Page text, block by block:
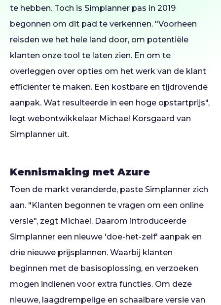
te hebben. Toch is Simplanner pas in 2019
begonnen om dit pad te verkennen. "Voorheen
reisden we het hele land door, om potentiële
klanten onze tool te laten zien. En om te
overleggen over opties om het werk van de klant
efficiënter te maken. Een kostbare en tijdrovende
aanpak. Wat resulteerde in een hoge opstartprijs",
legt webontwikkelaar Michael Korsgaard van
Simplanner uit.
Kennismaking met Azure
Toen de markt veranderde, paste Simplanner zich
aan. "Klanten begonnen te vragen om een online
versie", zegt Michael. Daarom introduceerde
Simplanner een nieuwe 'doe-het-zelf' aanpak en
drie nieuwe prijsplannen. Waarbij klanten
beginnen met de basisoplossing, en verzoeken
mogen indienen voor extra functies. Om deze
nieuwe, laagdrempelige en schaalbare versie van